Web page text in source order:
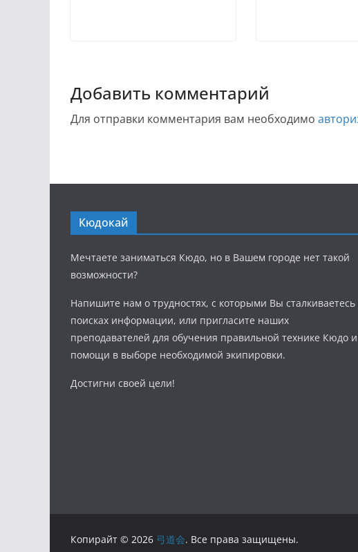
Добавить комментарий
Для отправки комментария вам необходимо
Кюдокай
Мечтаете заниматься Кюдо, но в Вашем городе нет такой
возможности?
Напишите нам о трудностях, с которыми Вы сталкиваетесь
поисках информации, или пригласите наших
преподавателей для обучения правильной технике Кюдо и
помощи в выборе необходимой экипировки.
Достигни своей цели!
Копирайт © 2026 弓道会. Все права защищены.